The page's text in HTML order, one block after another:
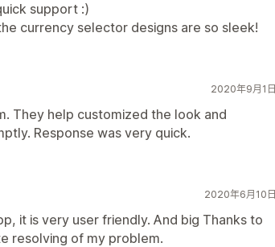
support :)
currency selector designs are so sleek!
2020年9月1日
They help customized the look and
Response was very quick.
2020年6月10日
it is very user friendly. And big Thanks to
resolving of my problem.